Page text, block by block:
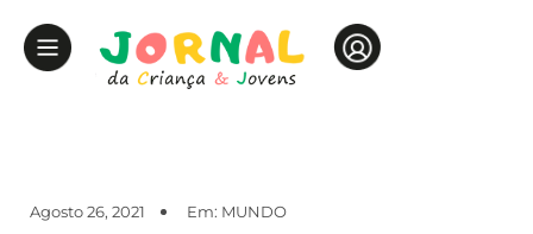
Agosto 26, 2021 Em: MUNDO